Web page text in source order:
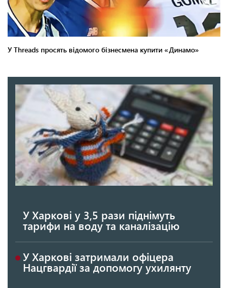
У Харкові у 3,5 рази піднімуть
тарифи на воду та каналізацію
У Харкові затримали офіцера
Нацгвардії за допомогу ухилянту